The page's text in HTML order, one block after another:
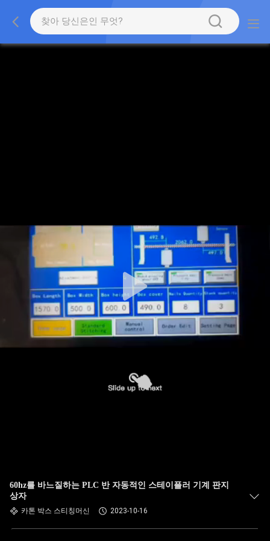
60hz를 바느질하는 PLC 반 자동적인 스테이플러 기계 판지
상자
카톤 박스 스티칭머신 2023-10-16